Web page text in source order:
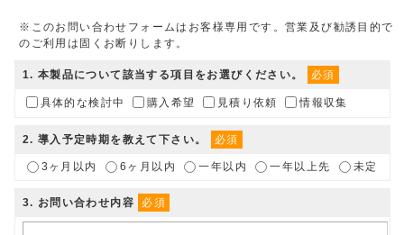
※このお問い合わせフォームはお客様専用です。営業及び勧誘目的で
のご利用は固くお断りします。
1. 本製品について該当する項目をお選びください。 必須
具体的な検討中 購入希望 見積り依頼 情報収集
2. 導入予定時期を教えて下さい。 必須
3ヶ月以内 6ヶ月以内 一年以内 一年以上先 未定
3. お問い合わせ内容 必須